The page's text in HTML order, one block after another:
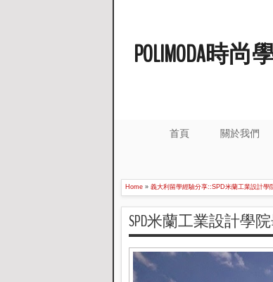
POLIMODA時
首頁 關於我們
Home » 義大利留學經驗分享::SPD米蘭工業設計學
SPD米蘭工業設計學